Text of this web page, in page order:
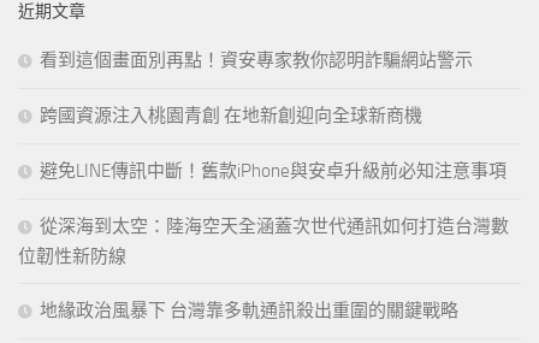
字:
近期文章
看到這個畫面別再點！資安專家教你認明詐騙網站警示
跨國資源注入桃園青創 在地新創迎向全球新商機
避免LINE傳訊中斷！舊款iPhone與安卓升級前必知注意事項
從深海到太空：陸海空天全涵蓋次世代通訊如何打造台灣數
位韌性新防線
地緣政治風暴下 台灣靠多軌通訊殺出重圍的關鍵戰略